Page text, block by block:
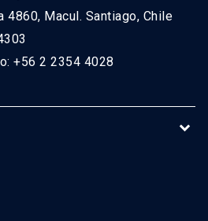
4860, Macul. Santiago, Chile
+56 2 2354 4028